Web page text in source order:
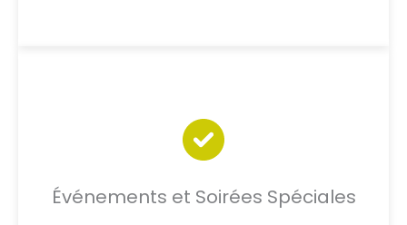
Événements et Soirées Spéciales